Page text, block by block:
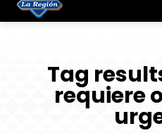
Tag
requiere